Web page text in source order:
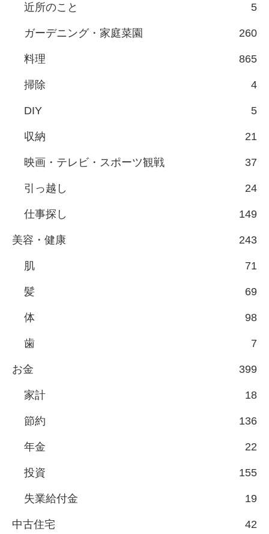
近所のこと 5
ガーデニング・家庭菜園 260
料理 865
掃除 4
DIY 5
収納 21
映画・テレビ・スポーツ観戦 37
引っ越し 24
仕事探し 149
美容・健康 243
肌 71
髪 69
体 98
歯 7
お金 399
家計 18
節約 136
年金 22
投資 155
失業給付金 19
中古住宅 42